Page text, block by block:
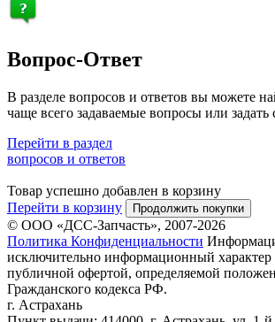
Вопрос-Ответ
В разделе вопросов и ответов вы можете
чаще всего задаваемые вопросы или задать
Перейти в раздел
вопросов и ответов
Товар успешно добавлен в корзину
Перейти в корзину
Продолжить покупки
© ООО «ДСС-Запчасть», 2007-2026
Политика Конфиденциальности
исключительно информационный характер
публичной офертой, определяемой
Гражданского кодекса РФ.
г. Астрахань